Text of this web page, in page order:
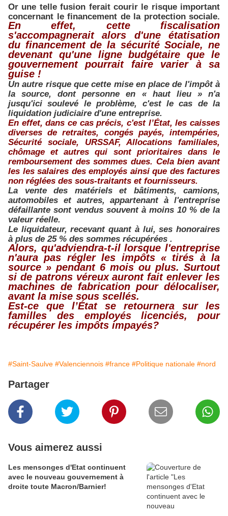
Or une telle fusion ferait courir le risque important
concernant le financement de la protection sociale.
En effet, cette fiscalisation
s'accompagneraitalors d'une étatisation
du financementde la sécurité Sociale, ne
devenant qu'une lignebudgétaire que le
gouvernement pourrait faire varierà sa
guise !
Un autre risque que cette mise en place de l'impôt à
la source, dont personne en « haut lieu » n'a
jusqu'ici soulevé le problème, c'est le cas de la
liquidation judiciaire d'une entreprise.
En effet, dans ce cas précis, c'est l’État, les caisses
diverses de retraites, congés payés, intempéries,
Sécurité sociale, URSSAF, Allocations familiales,
chômage et autres qui sont prioritaires dans le
remboursement des sommes dues. Cela bien avant
les les salaires des employés ainsi que des factures
non réglées des sous-traitants et fournisseurs.
La vente des matériels et bâtiments, camions,
automobiles et autres, appartenant à l'entreprise
défaillante sont vendus souvent à moins 10 % de la
valeur réelle.
Le liquidateur, recevant quant à lui, ses honoraires
à plus de 25 % des sommes récupérées .
Alors, qu'adviendra-t-il lorsque l'entreprise
n'aura pas régler les impôts « tirés à la
source » pendant 6 mois ou plus. Surtout
si de patrons véreux auront fait enlever les
machines de fabrication pour délocaliser,
avant la mise sous scellés.
Est-ce que l’État se retournera sur les
familles des employés licenciés, pour
récupérer les impôts impayés?
#Saint-Saulve #Valenciennois #france #Politique nationale #nord
Partager
Vous aimerez aussi
Les mensonges d'Etat continuent
avec le nouveau gouvernement à
droite toute Macron/Barnier!